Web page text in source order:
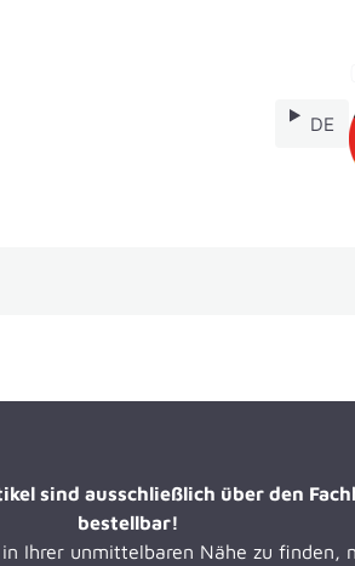
DE
sind ausschließlich über den
bestellbar!
Ihrer unmittelbaren Nähe zu finden,